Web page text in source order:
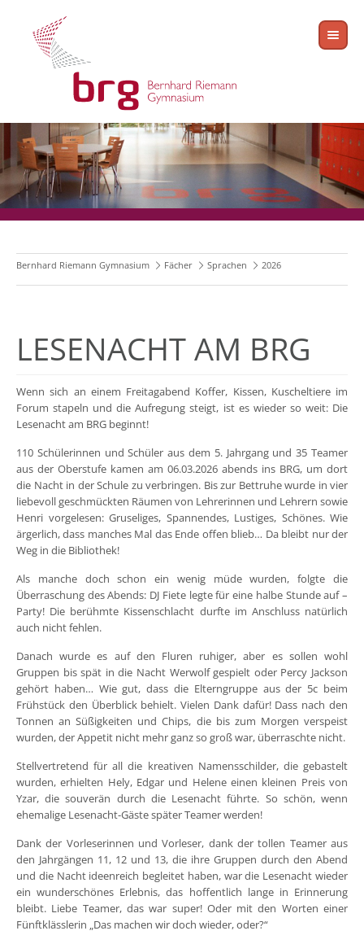
Bernhard Riemann Gymnasium Fächer Sprachen 2026
LESENACHT AM BRG
Wenn sich an einem Freitagabend Koffer, Kissen, Kuscheltiere im
Forum stapeln und die Aufregung steigt, ist es wieder so weit: Die
Lesenacht am BRG beginnt!
110 Schülerinnen und Schüler aus dem 5. Jahrgang und 35 Teamer
aus der Oberstufe kamen am 06.03.2026 abends ins BRG, um dort
die Nacht in der Schule zu verbringen. Bis zur Bettruhe wurde in vier
liebevoll geschmückten Räumen von Lehrerinnen und Lehrern sowie
Henri vorgelesen: Gruseliges, Spannendes, Lustiges, Schönes. Wie
ärgerlich, dass manches Mal das Ende offen blieb… Da bleibt nur der
Weg in die Bibliothek!
Als manche doch schon ein wenig müde wurden, folgte die
Überraschung des Abends: DJ Fiete legte für eine halbe Stunde auf –
Party! Die berühmte Kissenschlacht durfte im Anschluss natürlich
auch nicht fehlen.
Danach wurde es auf den Fluren ruhiger, aber es sollen wohl
Gruppen bis spät in die Nacht Werwolf gespielt oder Percy Jackson
gehört haben… Wie gut, dass die Elterngruppe aus der 5c beim
Frühstück den Überblick behielt. Vielen Dank dafür! Dass nach den
Tonnen an Süßigkeiten und Chips, die bis zum Morgen verspeist
wurden, der Appetit nicht mehr ganz so groß war, überraschte nicht.
Stellvertretend für all die kreativen Namensschilder, die gebastelt
wurden, erhielten Hely, Edgar und Helene einen kleinen Preis von
Yzar, die souverän durch die Lesenacht führte. So schön, wenn
ehemalige Lesenacht-Gäste später Teamer werden!
Dank der Vorleserinnen und Vorleser, dank der tollen Teamer aus
den Jahrgängen 11, 12 und 13, die ihre Gruppen durch den Abend
und die Nacht ideenreich begleitet haben, war die Lesenacht wieder
ein wunderschönes Erlebnis, das hoffentlich lange in Erinnerung
bleibt. Liebe Teamer, das war super! Oder mit den Worten einer
Fünftklässlerin „Das machen wir doch wieder, oder?“